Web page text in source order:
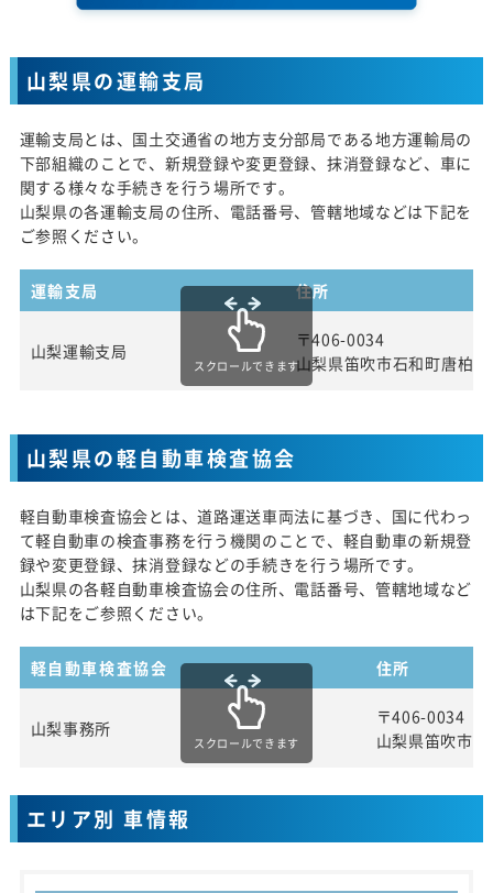
山梨県の運輸支局
運輸支局とは、国土交通省の地方支分部局である地方運輸局の
下部組織のことで、新規登録や変更登録、抹消登録など、車に
関する様々な手続きを行う場所です。
山梨県の各運輸支局の住所、電話番号、管轄地域などは下記を
ご参照ください。
運輸支局 住所
山梨運輸支局
〒406-0034
山梨県笛吹市石和町唐柏
スクロールできます
山梨県の軽自動車検査協会
軽自動車検査協会とは、道路運送車両法に基づき、国に代わっ
て軽自動車の検査事務を行う機関のことで、軽自動車の新規登
録や変更登録、抹消登録などの手続きを行う場所です。
山梨県の各軽自動車検査協会の住所、電話番号、管轄地域など
は下記をご参照ください。
軽自動車検査協会 住所
山梨事務所
〒406-0034
山梨県笛吹市
スクロールできます
エリア別 車情報